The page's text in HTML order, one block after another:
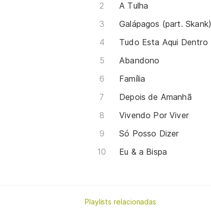
A Tulha
Galápagos (part. Skank)
Tudo Esta Aqui Dentro
Abandono
Família
Depois de Amanhã
Vivendo Por Viver
Só Posso Dizer
Eu & a Bispa
Playlists relacionadas